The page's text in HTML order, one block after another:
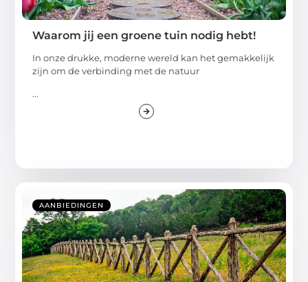
Waarom jij een groene tuin nodig hebt!
In onze drukke, moderne wereld kan het gemakkelijk
zijn om de verbinding met de natuur
...
AANBIEDINGEN